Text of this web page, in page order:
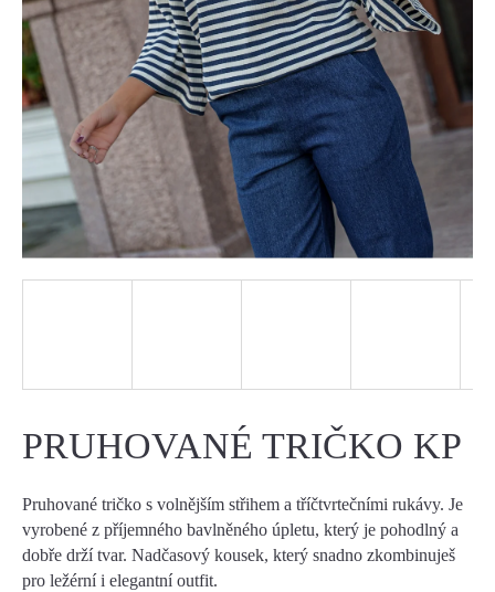
PRUHOVANÉ TRIČKO KP
Pruhované tričko s volnějším střihem a tříčtvrtečními rukávy. Je
vyrobené z příjemného bavlněného úpletu, který je pohodlný a
dobře drží tvar. Nadčasový kousek, který snadno zkombinuješ
pro ležérní i elegantní outfit.
J
E
T
N
A
J
HLEDAT